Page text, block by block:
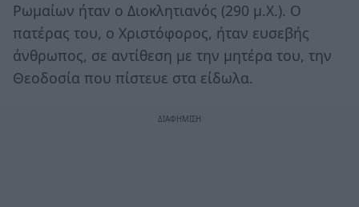
Ρωμαίων ήταν ο Διοκλητιανός (290 μ.Χ.). Ο
πατέρας του, ο Χριστόφορος, ήταν ευσεβής
άνθρωπος, σε αντίθεση με την μητέρα του, την
Θεοδοσία που πίστευε στα είδωλα.